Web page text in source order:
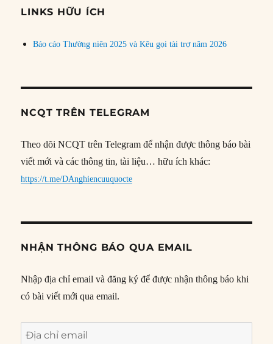
đề
LINKS HỮU ÍCH
Báo cáo Thường niên 2025 và Kêu gọi tài trợ năm 2026
NCQT TRÊN TELEGRAM
Theo dõi NCQT trên Telegram để nhận được thông báo bài
viết mới và các thông tin, tài liệu… hữu ích khác:
https://t.me/DAnghiencuuquocte
NHẬN THÔNG BÁO QUA EMAIL
Nhập địa chỉ email và đăng ký để được nhận thông báo khi
có bài viết mới qua email.
Địa